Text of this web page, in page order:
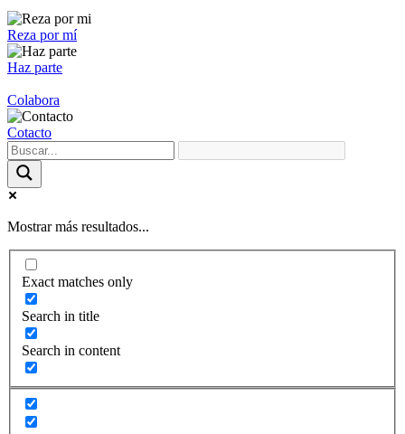
Reza por mí
Haz parte
Colabora
Cotacto
Mostrar más resultados...
Exact matches only
Search in title
Search in content